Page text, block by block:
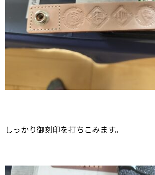
しっかり御刻印を打ちこみます。